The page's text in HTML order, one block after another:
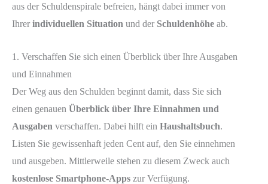
aus der Schuldenspirale befreien, hängt dabei immer von
Ihrer individuellen Situation und der Schuldenhöhe ab.
1. Verschaffen Sie sich einen Überblick über Ihre Ausgaben
und Einnahmen
Der Weg aus den Schulden beginnt damit, dass Sie sich
einen genauen Überblick über Ihre Einnahmen und
Ausgaben verschaffen. Dabei hilft ein Haushaltsbuch.
Listen Sie gewissenhaft jeden Cent auf, den Sie einnehmen
und ausgeben. Mittlerweile stehen zu diesem Zweck auch
kostenlose Smartphone-Apps zur Verfügung.